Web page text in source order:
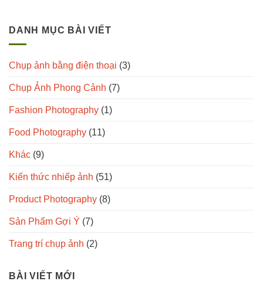
DANH MỤC BÀI VIẾT
Chụp ảnh bằng điện thoại (3)
Chụp Ảnh Phong Cảnh (7)
Fashion Photography (1)
Food Photography (11)
Khác (9)
Kiến thức nhiếp ảnh (51)
Product Photography (8)
Sản Phẩm Gợi Ý (7)
Trang trí chụp ảnh (2)
BÀI VIẾT MỚI